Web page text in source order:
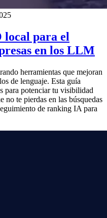
local para el
en los LLM
herramientas que mejoran
de lenguaje. Esta guía
para potenciar tu visibilidad
no te pierdas en las búsquedas
de ranking IA para